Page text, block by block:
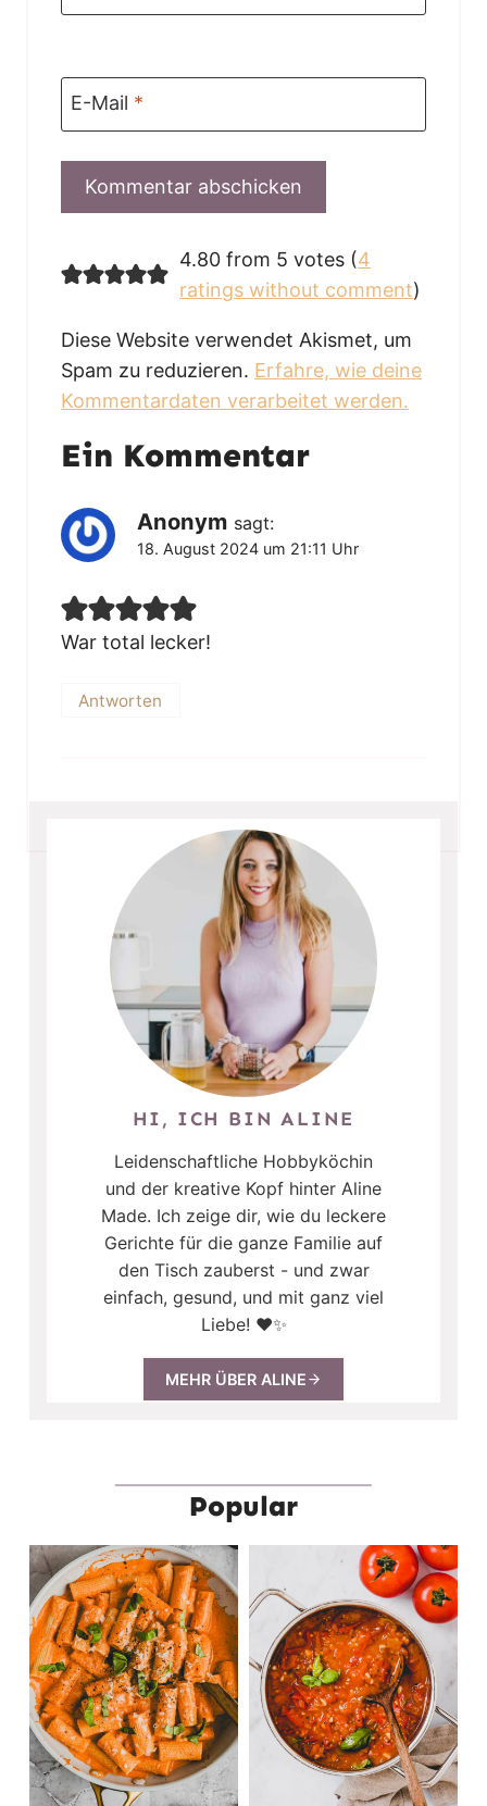
E-Mail *
4.80 from 5 votes (4
ratings without comment)
Diese Website verwendet Akismet, um
Spam zu reduzieren. Erfahre, wie deine
Kommentardaten verarbeitet werden.
Ein Kommentar
Anonym sagt:
18. August 2024 um 21:11 Uhr
War total lecker!
Antworten
HI, ICH BIN ALINE
Leidenschaftliche Hobbyköchin
und der kreative Kopf hinter Aline
Made. Ich zeige dir, wie du leckere
Gerichte für die ganze Familie auf
den Tisch zauberst - und zwar
einfach, gesund, und mit ganz viel
Liebe! ❤️✨
MEHR ÜBER ALINE
Popular